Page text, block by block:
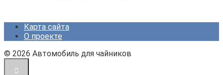
Карта сайта
О проекте
© 2026 Автомобиль для чайников